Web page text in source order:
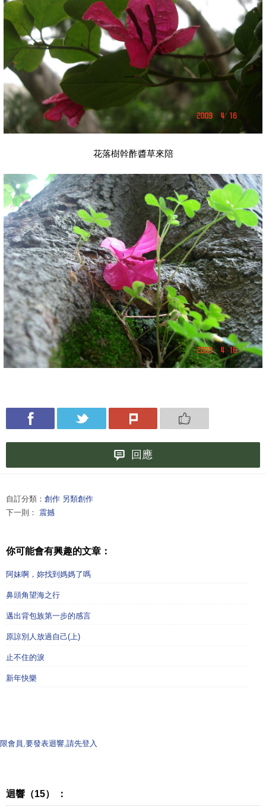
花落樹幹酢醬草來陪
回應
自訂分類： 創作 另類創作
下一則： 震撼
你可能會有興趣的文章：
阿妹啊，妳找到媽媽了嗎
鼻頭角望海之行
邁出背包族第一步的感言
原諒別人放過自己(上)
止不住的淚
新年快樂
限會員,要發表迴響,請先登入
迴響（15） ：